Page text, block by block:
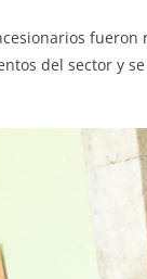
del sector y